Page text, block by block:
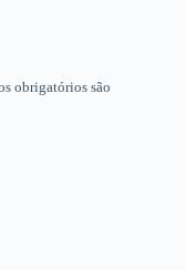
obrigatórios são